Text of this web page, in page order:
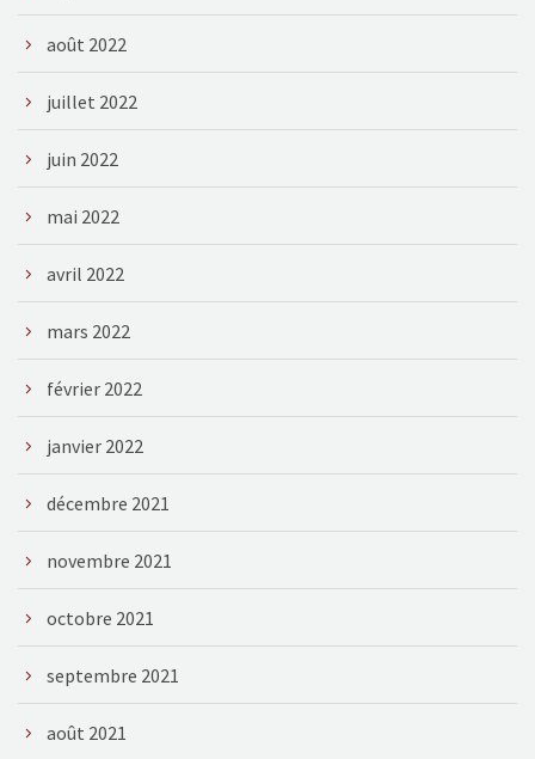
août 2022
juillet 2022
juin 2022
mai 2022
avril 2022
mars 2022
février 2022
janvier 2022
décembre 2021
novembre 2021
octobre 2021
septembre 2021
août 2021